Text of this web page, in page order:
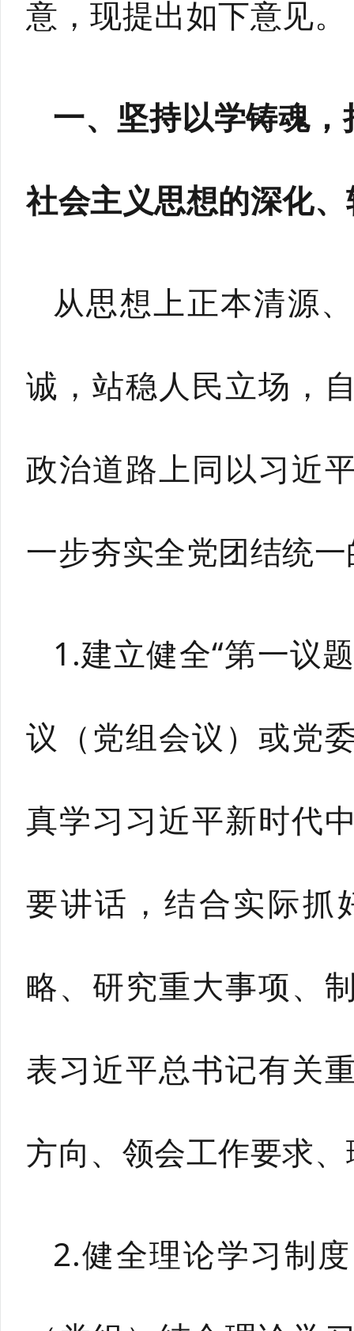
意，现提出如下意见。
一、坚持以学铸魂
社会主义思想的深化
从思想上正本清源
诚，站稳人民立场，
政治道路上同以习近
一步夯实全党团结统
1.建立健全“第一议
议（党组会议）或党
真学习习近平新时代
要讲话，结合实际抓
略、研究重大事项、
表习近平总书记有关
方向、领会工作要求
2.健全理论学习制